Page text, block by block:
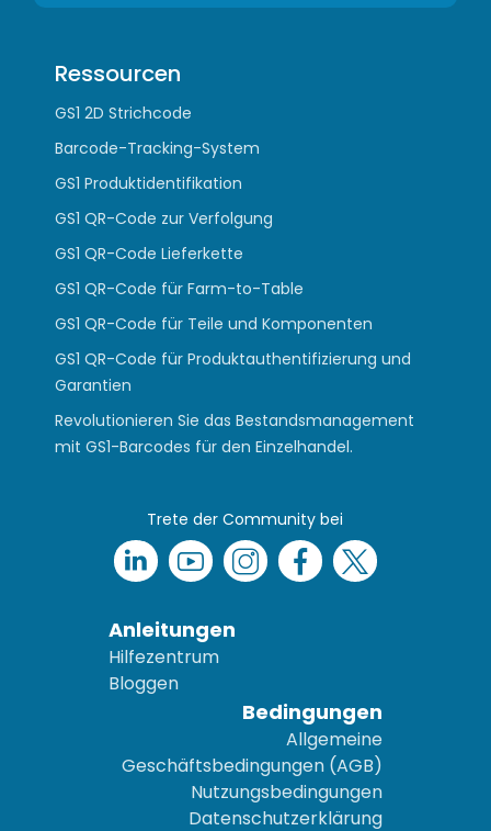
Ressourcen
GS1 2D Strichcode
Barcode-Tracking-System
GS1 Produktidentifikation
GS1 QR-Code zur Verfolgung
GS1 QR-Code Lieferkette
GS1 QR-Code für Farm-to-Table
GS1 QR-Code für Teile und Komponenten
GS1 QR-Code für Produktauthentifizierung und
Garantien
Revolutionieren Sie das Bestandsmanagement
mit GS1-Barcodes für den Einzelhandel.
Trete der Community bei
Anleitungen
Hilfezentrum
Bloggen
Bedingungen
Allgemeine
Geschäftsbedingungen (AGB)
Nutzungsbedingungen
Datenschutzerklärung